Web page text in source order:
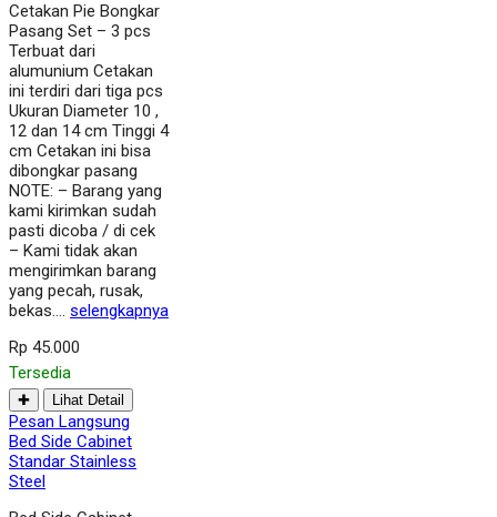
Cetakan Pie Bongkar
Pasang Set – 3 pcs
Terbuat dari
alumunium Cetakan
ini terdiri dari tiga pcs
Ukuran Diameter 10 ,
12 dan 14 cm Tinggi 4
cm Cetakan ini bisa
dibongkar pasang
NOTE: – Barang yang
kami kirimkan sudah
pasti dicoba / di cek
– Kami tidak akan
mengirimkan barang
yang pecah, rusak,
bekas…. selengkapnya
Rp 45.000
Tersedia
✚ Lihat Detail
Pesan Langsung
Bed Side Cabinet
Standar Stainless
Steel